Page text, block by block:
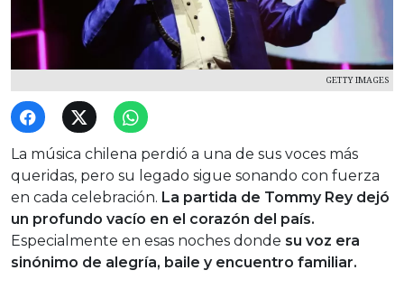
GETTY IMAGES
La música chilena perdió a una de sus voces más
queridas, pero su legado sigue sonando con fuerza
en cada celebración. La partida de Tommy Rey dejó
un profundo vacío en el corazón del país.
Especialmente en esas noches donde su voz era
sinónimo de alegría, baile y encuentro familiar.